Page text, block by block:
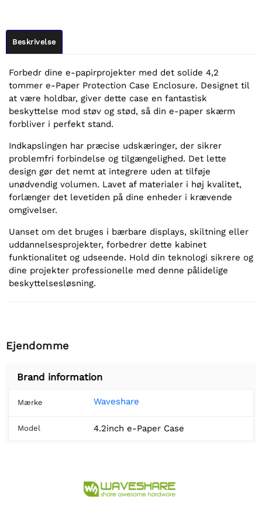
Beskrivelse
Forbedr dine e-papirprojekter med det solide 4,2
tommer e-Paper Protection Case Enclosure. Designet til
at være holdbar, giver dette case en fantastisk
beskyttelse mod støv og stød, så din e-paper skærm
forbliver i perfekt stand.
Indkapslingen har præcise udskæringer, der sikrer
problemfri forbindelse og tilgængelighed. Det lette
design gør det nemt at integrere uden at tilføje
unødvendig volumen. Lavet af materialer i høj kvalitet,
forlænger det levetiden på dine enheder i krævende
omgivelser.
Uanset om det bruges i bærbare displays, skiltning eller
uddannelsesprojekter, forbedrer dette kabinet
funktionalitet og udseende. Hold din teknologi sikrere og
dine projekter professionelle med denne pålidelige
beskyttelsesløsning.
Ejendomme
Brand information
Mærke Waveshare
Model 4.2inch e-Paper Case